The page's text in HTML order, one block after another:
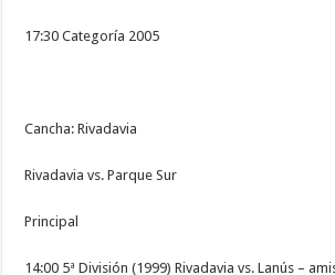
17:30 Categoría 2005
Cancha: Rivadavia
Rivadavia vs. Parque Sur
Principal
14:00 5ª División (1999) Rivadavia vs. Lanús –